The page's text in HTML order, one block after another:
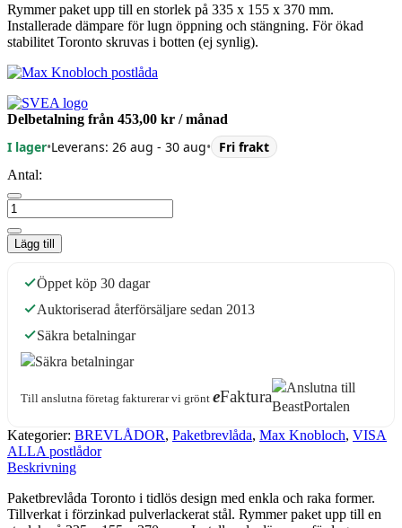
Rymmer paket upp till en storlek på 335 x 155 x 370 mm.
Installerade dämpare för lugn öppning och stängning. För ökad
stabilitet Toronto skruvas i botten (ej synlig).
Delbetalning från 453,00 kr / månad
I lager•Leverans: 26 aug - 30 aug• Fri frakt
Antal:
Lägg till
Öppet köp 30 dagar
Auktoriserad återförsäljare sedan 2013
Säkra betalningar
Till anslutna företag fakturerar vi grönt eFaktura
Kategorier: BREVLÅDOR, Paketbrevlåda, Max Knobloch, VISA
ALLA postlådor
Beskrivning
Paketbrevlåda Toronto i tidlös design med enkla och raka former.
Tillverkat i förzinkad pulverlackerat stål. Rymmer paket upp till en